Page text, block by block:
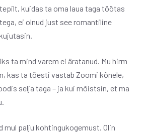
kuidas ta oma laua taga töötas
ei olnud just see romantiline
ta mind varem ei äratanud. Mu hirm
kas ta tõesti vastab Zoomi kõnele,
selja taga – ja kui mõistsin, et ma
mul palju kohtingukogemust. Olin